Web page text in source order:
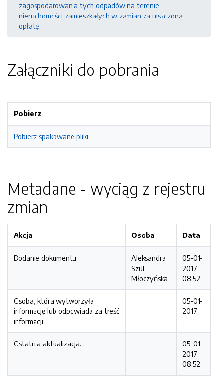
zagospodarowania tych odpadów na terenie
nieruchomości zamieszkałych w zamian za uiszczona
opłatę
Załączniki do pobrania
Pobierz
Pobierz spakowane pliki
Metadane - wyciąg z rejestru
zmian
Akcja Osoba Data
Dodanie dokumentu:
Aleksandra
Szul-
Młoczyńska
05-01-
2017
08:52
Osoba, która wytworzyła
informację lub odpowiada za treść
informacji:
05-01-
2017
Ostatnia aktualizacja: -
05-01-
2017
08:52